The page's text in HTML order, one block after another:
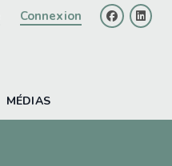
Connexion facebook
MÉDIAS